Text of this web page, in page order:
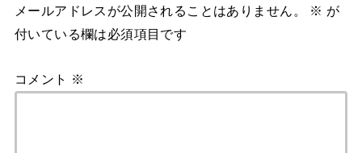
メールアドレスが公開されることはありません。 ※ が
付いている欄は必須項目です
コメント ※